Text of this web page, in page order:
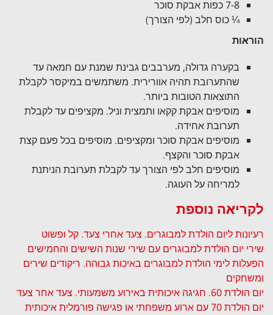
7-8 כפות אבקת סוכר
¼ כוס חלב (לפי הצורך)
הוראות
בקערה גדולה, מערבבים גבינת שמנת עם חמאה עד
שהתערובת תהיה אוורירית. משתמשים במיקסר לקבלת
התוצאות הטובות ביותר.
מוסיפים אבקת קקאו ותמצית וניל. מקציפים עד לקבלת
תערובת אחידה.
מוסיפים אבקת סוכר ומקציפים. מוסיפים בכל פעם קצת
אבקת סוכר והקצף.
מוסיפים חלב לפי הצורך עד לקבלת תערובת הניתנת
למריחה על העוגה.
לקריאה נוספת
רעיונות ליום הולדת למבוגרים. צעד אחרי צעד. קל ופשוט
שירי יום הולדת למבוגרים עם שירי שנות השישים והחמישים
הפעלות לימי הולדת למבוגרים באיכות גבוהה. ריקודים שירים
ומשחקים
יום הולדת 60. חגיגה איכותית באירוע משמעותי. צעד אחר צעד
יום הולדת 70 עם ארוע משפחתי או פגישה פורמלית איכותית